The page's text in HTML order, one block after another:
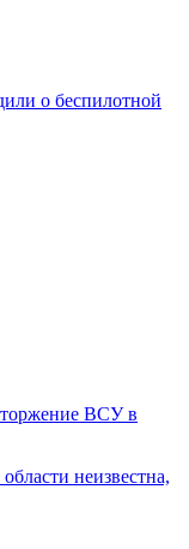
о беспилотной
ВСУ в
неизвестна,